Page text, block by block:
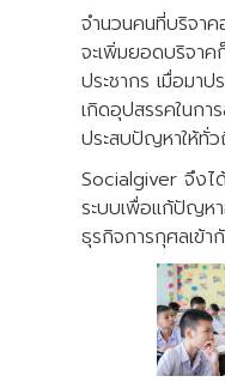
จำนวนคนที่บริจา
จะเพิ่มยอดบริจา
ประชากร เมื่อมา
เกิดอุปสรรคในกา
ประสบปัญหาให้ทั่
Socialgiver จึงไ
ระบบเพื่อแก้ปัญห
ธุรกิจการกุศลเข้า